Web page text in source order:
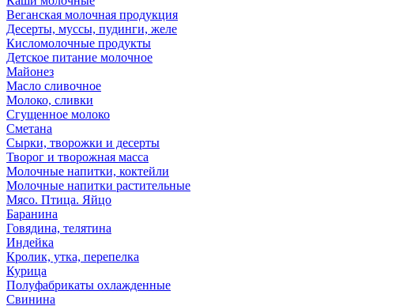
Веганская молочная продукция
Десерты, муссы, пудинги, желе
Кисломолочные продукты
Детское питание молочное
Майонез
Масло сливочное
Молоко, сливки
Сгущенное молоко
Сметана
Сырки, творожки и десерты
Творог и творожная масса
Молочные напитки, коктейли
Молочные напитки растительные
Мясо. Птица. Яйцо
Баранина
Говядина, телятина
Индейка
Кролик, утка, перепелка
Курица
Полуфабрикаты охлажденные
Свинина